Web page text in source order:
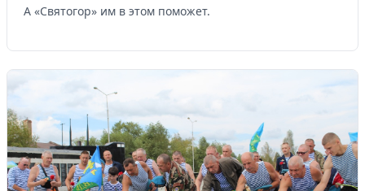
А «Святогор» им в этом поможет.